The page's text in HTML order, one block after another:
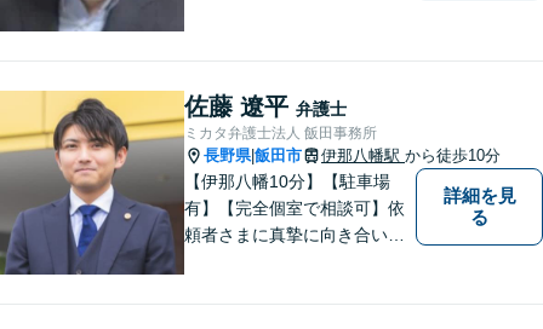
る法律問題のより良い解決策
は何か」を常に考え、アドバ
イスをいたします！
佐藤 遼平 弁護士
ミカタ弁護士法人 飯田事務所
長野県|飯田市 伊那八幡駅 から徒歩10分
【伊那八幡10分】【駐車場
有】【完全個室で相談可】依
頼者さまに真摯に向き合い、
詳細を見
る